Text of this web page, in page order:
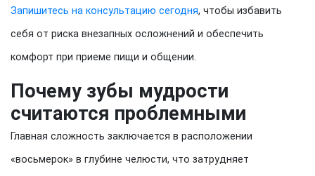
Запишитесь на консультацию сегодня, чтобы избавить
себя от риска внезапных осложнений и обеспечить
комфорт при приеме пищи и общении.
Почему зубы мудрости
считаются проблемными
Главная сложность заключается в расположении
«восьмерок» в глубине челюсти, что затрудняет